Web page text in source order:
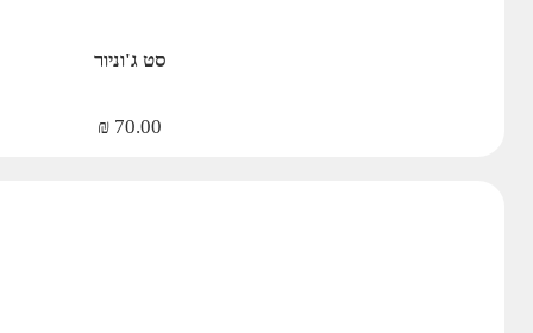
סט ג'וניור
70.00
₪